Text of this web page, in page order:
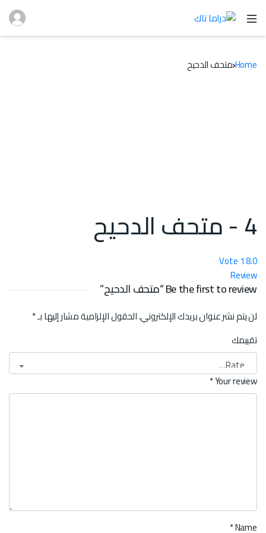
Homeمتحف الدحيح
4 - متحف الدحيح
8.0
1
Review
Be the first to review “متحف الدحيح”
لن يتم نشر عنوان بريدك الإلكتروني.الحقول الإلزامية مشار إليها بـ*
تقييمك
Your review
*
Name
*